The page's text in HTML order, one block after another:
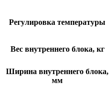
Регулировка температуры
Вес внутреннего блока, кг
Ширина внутреннего блока,
мм